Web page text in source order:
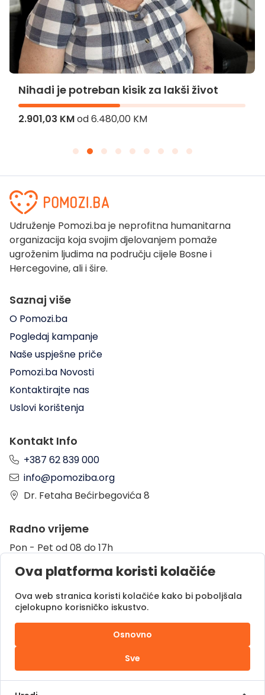
Nihadi je potreban kisik za lakši život
2.901,03 KMod6.480,00 KM
Udruženje Pomozi.ba je neprofitna humanitarna
organizacija koja svojim djelovanjem pomaže
ugroženim ljudima na području cijele Bosne i
Hercegovine, ali i šire.
Saznaj više
O Pomozi.ba
Pogledaj kampanje
Naše uspješne priče
Pomozi.ba Novosti
Kontaktirajte nas
Uslovi korištenja
Kontakt Info
+387 62 839 000
info@pomoziba.org
Dr. Fetaha Bećirbegovića 8
Radno vrijeme
Pon - Pet od 08 do 17h
Sub od 10 do 17h
Nedjelja - neradni dan
Donacije putem
Ova platforma koristi kolačiće
Ova web stranica koristi kolačiće kako bi poboljšala
cjelokupno korisničko iskustvo.
Osnovno
Sve